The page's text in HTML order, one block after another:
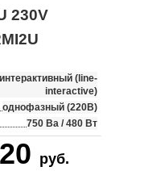
230V
(line-
interactive)
однофазный (220В)
750 Ва / 480 Вт
руб.